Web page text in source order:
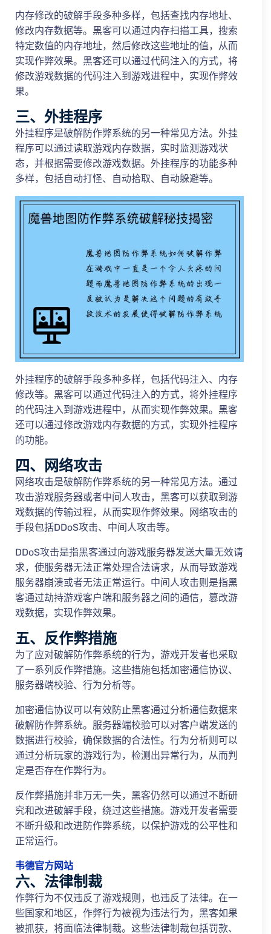
内存修改的破解手段多种多样，包括查找内存地址、
修改内存数据等。黑客可以通过内存扫描工具，搜索
特定数值的内存地址，然后修改这些地址的值，从而
实现作弊效果。黑客还可以通过代码注入的方式，将
修改游戏数据的代码注入到游戏进程中，实现作弊效
果。
三、外挂程序
外挂程序是破解防作弊系统的另一种常见方法。外挂
程序可以通过读取游戏内存数据，实时监测游戏状
态，并根据需要修改游戏数据。外挂程序的功能多种
多样，包括自动打怪、自动拾取、自动躲避等。
外挂程序的破解手段多种多样，包括代码注入、内存
修改等。黑客可以通过代码注入的方式，将外挂程序
的代码注入到游戏进程中，从而实现作弊效果。黑客
还可以通过修改游戏内存数据的方式，实现外挂程序
的功能。
四、网络攻击
网络攻击是破解防作弊系统的另一种常见方法。通过
攻击游戏服务器或者中间人攻击，黑客可以获取到游
戏数据的传输过程，从而实现作弊效果。网络攻击的
手段包括DDoS攻击、中间人攻击等。
DDoS攻击是指黑客通过向游戏服务器发送大量无效请
求，使服务器无法正常处理合法请求，从而导致游戏
服务器崩溃或者无法正常运行。中间人攻击则是指黑
客通过劫持游戏客户端和服务器之间的通信，篡改游
戏数据，实现作弊效果。
五、反作弊措施
为了应对破解防作弊系统的行为，游戏开发者也采取
了一系列反作弊措施。这些措施包括加密通信协议、
服务器端校验、行为分析等。
加密通信协议可以有效防止黑客通过分析通信数据来
破解防作弊系统。服务器端校验可以对客户端发送的
数据进行校验，确保数据的合法性。行为分析则可以
通过分析玩家的游戏行为，检测出异常行为，从而判
定是否存在作弊行为。
反作弊措施并非万无一失，黑客仍然可以通过不断研
究和改进破解手段，绕过这些措施。游戏开发者需要
不断升级和改进防作弊系统，以保护游戏的公平性和
正常运行。
韦德官方网站
六、法律制裁
作弊行为不仅违反了游戏规则，也违反了法律。在一
些国家和地区，作弊行为被视为违法行为，黑客如果
被抓获，将面临法律制裁。这些法律制裁包括罚款、